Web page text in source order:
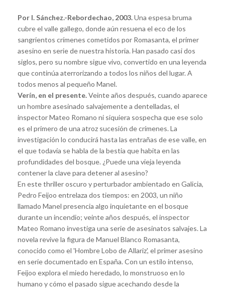
Por I. Sánchez.-Rebordechao, 2003.Una espesa bruma
cubre el valle gallego, donde aún resuena el eco de los
sangrientos crímenes cometidos por Romasanta, el primer
asesino en serie de nuestra historia. Han pasado casi dos
siglos, pero su nombre sigue vivo, convertido en una leyenda
que continúa aterrorizando a todos los niños del lugar. A
todos menos al pequeño Manel.
Verín, en el presente.Veinte años después, cuando aparece
un hombre asesinado salvajemente a dentelladas, el
inspector Mateo Romano ni siquiera sospecha que ese solo
es el primero de una atroz sucesión de crímenes. La
investigación lo conducirá hasta las entrañas de ese valle, en
el que todavía se habla de la bestia que habita en las
profundidades del bosque. ¿Puede una vieja leyenda
contener la clave para detener al asesino?
En este thriller oscuro y perturbador ambientado en Galicia,
Pedro Feijoo entrelaza dos tiempos: en 2003, un niño
llamado Manel presencia algo inquietante en el bosque
durante un incendio; veinte años después, el inspector
Mateo Romano investiga una serie de asesinatos salvajes. La
novela revive la figura de Manuel Blanco Romasanta,
conocido como el 'Hombre Lobo de Allariz', el primer asesino
en serie documentado en España. Con un estilo intenso,
Feijoo explora el miedo heredado, lo monstruoso en lo
humano y cómo el pasado sigue acechando desde la